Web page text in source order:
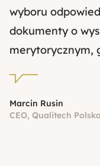
wyboru
dokumenty o
merytorycznym,
Marcin Rusin
CEO, Qualitech